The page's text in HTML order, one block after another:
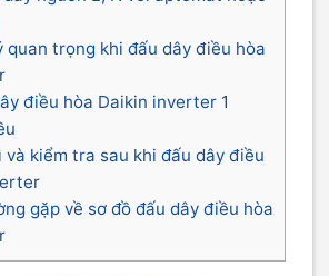
quan trọng khi đấu dây điều hòa
điều hòa Daikin inverter 1
và kiểm tra sau khi đấu dây điều
gặp về sơ đồ đấu dây điều hòa